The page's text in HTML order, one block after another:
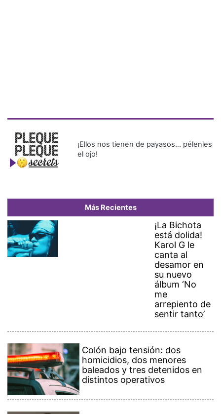
¡Ellos nos tienen de payasos… pélenles
el ojo!
Más Recientes
¡La Bichota
está dolida!
Karol G le
canta al
desamor en
su nuevo
álbum ‘No
me
arrepiento de
sentir tanto’
Colón bajo tensión: dos
homicidios, dos menores
baleados y tres detenidos en
distintos operativos